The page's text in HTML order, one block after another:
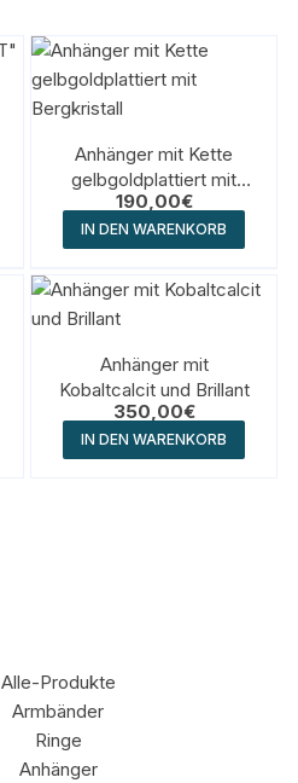
Anhänger mit Kette
gelbgoldplattiert mit
Bergkristall
190,00€
IN DEN WARENKORB
Anhänger mit
Kobaltcalcit und Brillant
350,00€
IN DEN WARENKORB
Alle-Produkte
Armbänder
Ringe
Anhänger